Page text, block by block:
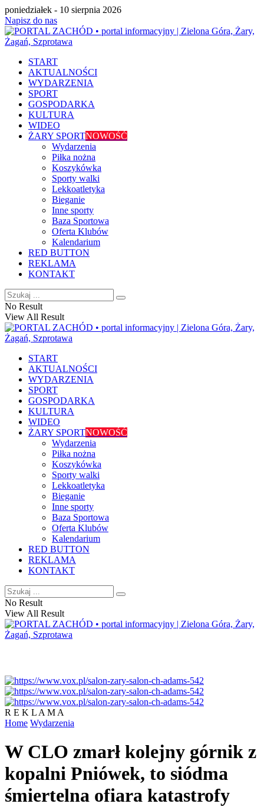
poniedziałek - 10 sierpnia 2026
Napisz do nas
START
AKTUALNOŚCI
WYDARZENIA
SPORT
GOSPODARKA
KULTURA
WIDEO
ŻARY SPORTNOWOŚĆ
Wydarzenia
Piłka nożna
Koszykówka
Sporty walki
Lekkoatletyka
Bieganie
Inne sporty
Baza Sportowa
Oferta Klubów
Kalendarium
RED BUTTON
REKLAMA
KONTAKT
No Result
View All Result
START
AKTUALNOŚCI
WYDARZENIA
SPORT
GOSPODARKA
KULTURA
WIDEO
ŻARY SPORTNOWOŚĆ
Wydarzenia
Piłka nożna
Koszykówka
Sporty walki
Lekkoatletyka
Bieganie
Inne sporty
Baza Sportowa
Oferta Klubów
Kalendarium
RED BUTTON
REKLAMA
KONTAKT
No Result
View All Result
R E K L A M A
Home Wydarzenia
W CLO zmarł kolejny górnik z
kopalni Pniówek, to siódma
śmiertelna ofiara katastrofy